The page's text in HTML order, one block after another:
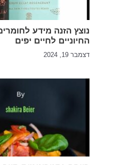
נוצץ הזנה מידע
החיוניים לחיים יפים
דצמבר 19, 2024